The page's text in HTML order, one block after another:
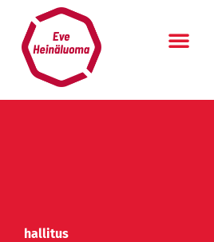
sisältöön
hallitus